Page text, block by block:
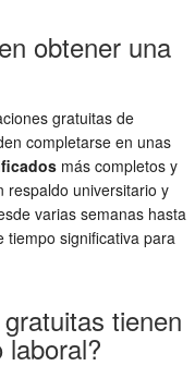
obtener una
gratuitas de
completarse en unas
más completos y
respaldo universitario y
varias semanas hasta
tiempo significativa para
tienen
laboral?